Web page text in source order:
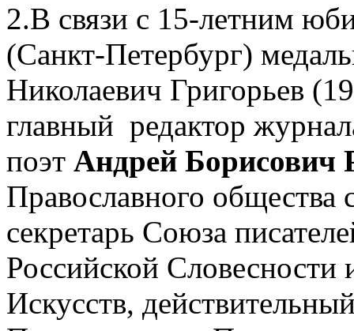
2.В связи с 15-летним
(Санкт-Петербург)
Николаевич Григорьев
главный редактор
поэт Андрей Борисович
Православного общества
секретарь Союза
Российской
Искусств,